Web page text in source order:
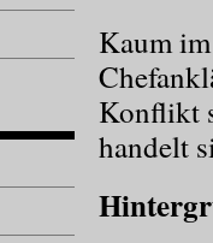
Kaum
Konflikt
handelt